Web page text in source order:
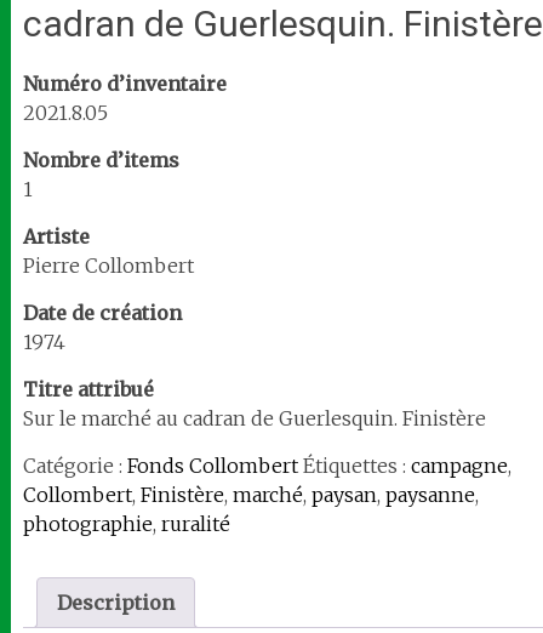
cadran de Guerlesquin. Finistère
Numéro d’inventaire
2021.8.05
Nombre d’items
1
Artiste
Pierre Collombert
Date de création
1974
Titre attribué
Sur le marché au cadran de Guerlesquin. Finistère
Catégorie : Fonds Collombert Étiquettes : campagne,
Collombert, Finistère, marché, paysan, paysanne,
photographie, ruralité
Description